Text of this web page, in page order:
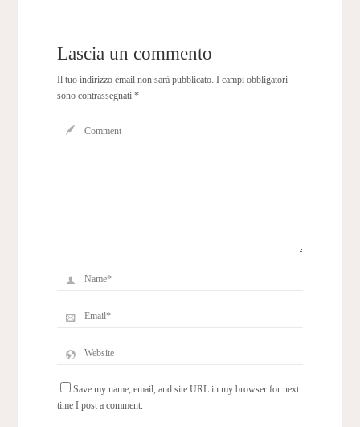
Lascia un commento
Il tuo indirizzo email non sarà pubblicato. I campi obbligatori
sono contrassegnati *
Save my name, email, and site URL in my browser for next
time I post a comment.